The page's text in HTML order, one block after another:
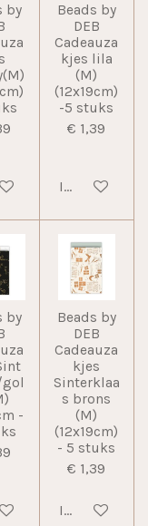
by
Beads by
DEB
Cadeauza
kjes lila
(M)
(12x19cm)
-5 stuks
€ 1,39
In
by
-
Beads by
DEB
Cadeauza
kjes
Sinterklaa
s brons
(M)
(12x19cm)
- 5 stuks
€ 1,39
In